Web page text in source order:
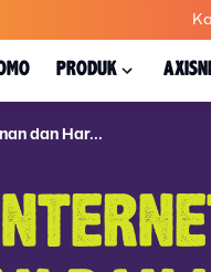
PRODUK
dan Har...